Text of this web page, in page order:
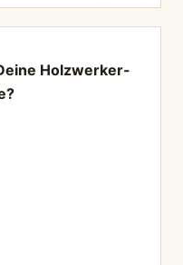
Holzwerker-